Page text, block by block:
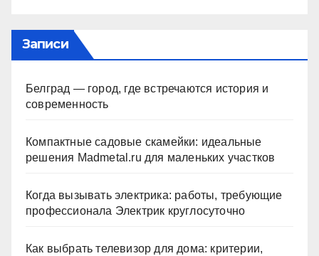
Записи
Белград — город, где встречаются история и
современность
Компактные садовые скамейки: идеальные
решения Madmetal.ru для маленьких участков
Когда вызывать электрика: работы, требующие
профессионала Электрик круглосуточно
Как выбрать телевизор для дома: критерии,